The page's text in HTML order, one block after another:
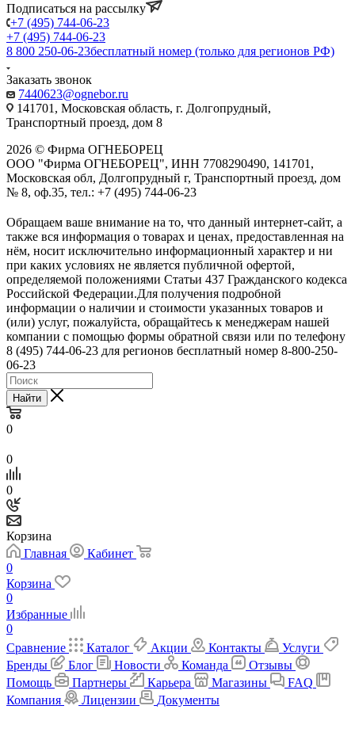
Подписаться на рассылку
+7 (495) 744-06-23
+7 (495) 744-06-23
8 800 250-06-23бесплатный номер (только для регионов РФ)
Заказать звонок
7440623@ognebor.ru
141701, Московская область, г. Долгопрудный,
Транспортный проезд, дом 8
2026 © Фирма ОГНЕБОРЕЦ
ООО "Фирма ОГНЕБОРЕЦ", ИНН 7708290490, 141701,
Московская обл, Долгопрудный г, Транспортный проезд, дом
№ 8, оф.35, тел.: +7 (495) 744-06-23
Обращаем ваше внимание на то, что данный интернет-сайт, а
также вся информация о товарах и ценах, предоставленная на
нём, носит исключительно информационный характер и ни
при каких условиях не является публичной офертой,
определяемой положениями Статьи 437 Гражданского кодекса
Российской Федерации.Для получения подробной
информации о наличии и стоимости указанных товаров и
(или) услуг, пожалуйста, обращайтесь к менеджерам нашей
компании с помощью формы обратной связи или по телефону
8 (495) 744-06-23 для регионов бесплатный номер 8-800-250-
06-23
Найти
0
0
0
Корзина
Главная
Кабинет
0
Корзина
0
Избранные
0
Сравнение
Каталог Акции Контакты
Услуги
Бренды
Блог Новости Команда
Отзывы
Помощь
Партнеры Карьера Магазины
FAQ
Компания
Лицензии Документы